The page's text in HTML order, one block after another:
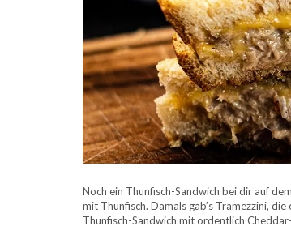
Noch ein Thunfisch-Sandwich bei dir auf
mit Thunfisch. Damals gab’s Tramezzini,
Thunfisch-Sandwich mit ordentlich